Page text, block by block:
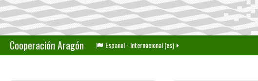
Cooperación Aragón Español - Internacional ‎(es)‎